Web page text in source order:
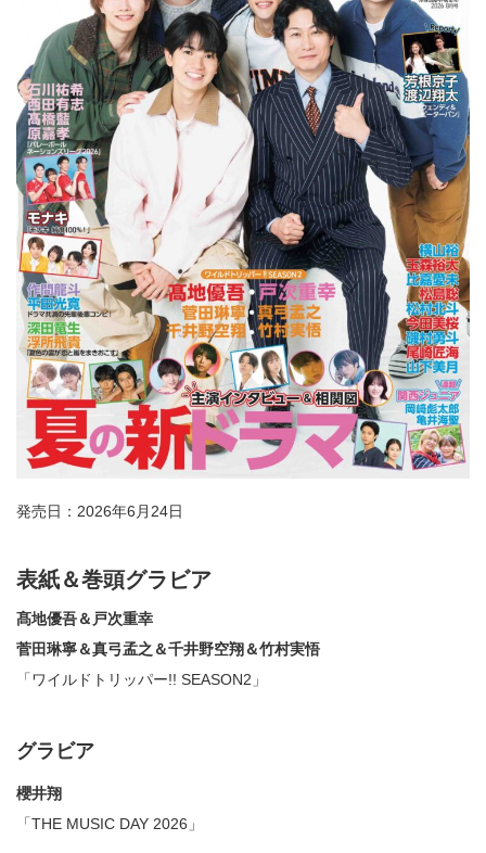
発売日：2026年6月24日
表紙＆巻頭グラビア
髙地優吾＆戸次重幸
菅田琳寧＆真弓孟之＆千井野空翔＆竹村実悟
「ワイルドトリッパー!! SEASON2」
グラビア
櫻井翔
「THE MUSIC DAY 2026」